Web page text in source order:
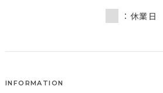
：休業日
INFORMATION